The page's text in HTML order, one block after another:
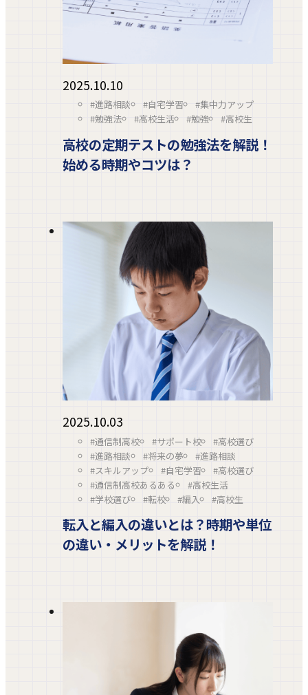
2025.10.10
#進路相談 #自宅学習
#集中力アップ
#勉強法
#高校生活 #勉強 #高校生
高校の定期テストの勉強法を解説！
始める時期やコツは？
2025.10.03
#通信制高校 #サポート校
#高校選び
#進路相談
#将来の夢
#進路相談
#スキルアップ
#自宅学習
#高校選び
#通信制高校あるある
#高校生活
#学校選び
#転校 #編入 #高校生
転入と編入の違いとは？時期や単位
の違い・メリットを解説！